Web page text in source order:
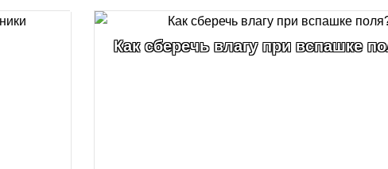
Как сберечь влагу при вспашке